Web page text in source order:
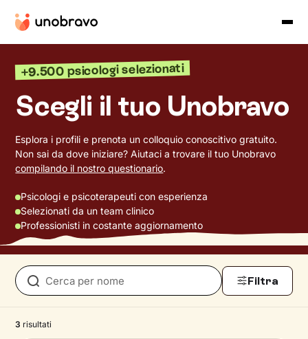
+9.500 psicologi selezionati
Scegli il tuo Unobravo
Esplora i profili e prenota un colloquio conoscitivo gratuito.
Non sai da dove iniziare? Aiutaci a trovare il tuo Unobravo
compilando il nostro questionario.
Psicologi e psicoterapeuti con esperienza
Selezionati da un team clinico
Professionisti in costante aggiornamento
Filtra
3 risultati